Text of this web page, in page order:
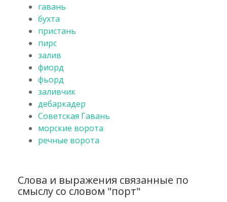
гавань
бухта
пристань
пирс
залив
фиорд
фьорд
заливчик
дебаркадер
Советская Гавань
морские ворота
речные ворота
Слова и выражения связанные по
смыслу со словом "порт"